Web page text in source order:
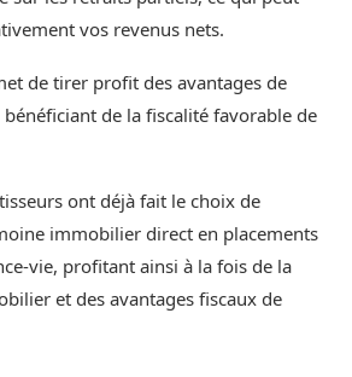
vos revenus nets.
de tirer profit des avantages de
de la fiscalité favorable de
ont déjà fait le choix de
immobilier direct en placements
vie, profitant ainsi à la fois de la
et des avantages fiscaux de